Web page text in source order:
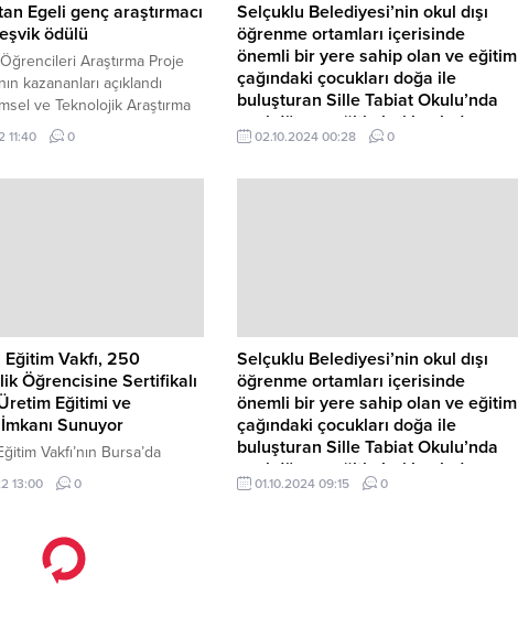
Egeli genç araştırmacı
ödülü
Araştırma Proje
kazananları açıklandı
ve Teknolojik Araştırma
tarafından düzenlenen
Öğrencileri Araştırma
11:40 0
Selçuklu Belediyesi’nin okul dışı
öğrenme ortamları içerisinde
önemli bir yere sahip olan ve eğitim
çağındaki çocukları doğa ile
buluşturan Sille Tabiat Okulu’nda
yeni dönem eğitimleri başladı.
Selçuklu Belediyesi’nin okul dışı
02.10.2024 00:28 0
Vakfı, 250
Öğrencisine Sertifikalı
Eğitimi ve
Sunuyor
Vakfı’nın Bursa’da
Türkiye’nin ilk Katmanlı
ve Deneyim Merkezi
ilgi üzerine tüm
13:00 0
Selçuklu Belediyesi’nin okul dışı
öğrenme ortamları içerisinde
önemli bir yere sahip olan ve eğitim
çağındaki çocukları doğa ile
buluşturan Sille Tabiat Okulu’nda
yeni dönem eğitimleri başladı.
Selçuklu Belediyesi’nin okul dışı
01.10.2024 09:15 0